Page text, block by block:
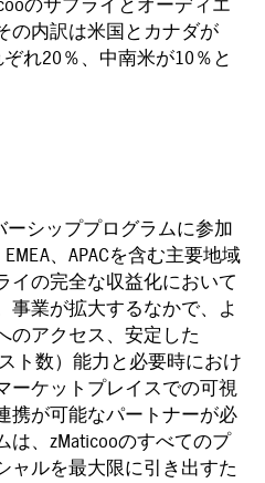
のサプライとオーディエ
の内訳は米国とカナダが
ぞれ20％、中南米が10％と
ーシッププログラムに参加
、APACを含む主要地域
イの完全な収益化において
事業が拡大するなかで、よ
のアクセス、安定した
ト数）能力と必要時におけ
ーケットプレイスでの可視
携が可能なパートナーが必
は、zMaticooのすべてのプ
ャルを最大限に引き出すた